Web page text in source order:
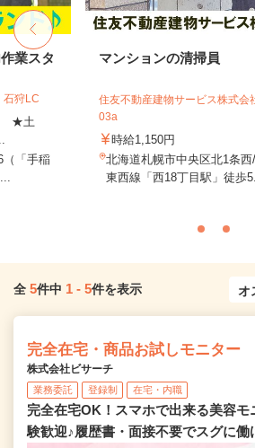
業スタ
狩LC
★土
（「手稲
マンションの清掃員
住友不動産建物サービス株式会
03a
時給1,150円
北海道札幌市中央区北1条
東西線「西18丁目駅」徒歩
全 5件中 1 - 5件を表示
完全在宅・商品お試しモニター
株式会社ビサーチ
業務委託 登録制 在宅・内職
完全在宅OK！スマホで出来る美容モ
験歓迎♪履歴書・面接不要でスグに働